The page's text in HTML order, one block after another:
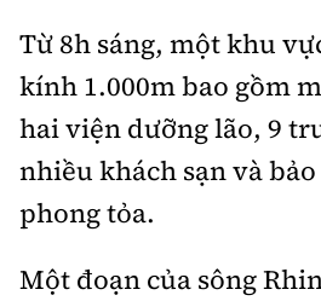
Lối sống
Ẩm thực
Khám phá
Câu chuyện giao thông
Giải trí - Thể thao
Cơ quan chủ quản: Bộ Xây dựng
Giấy phép số: 03/GP-
Hà Nội.
Từ 8h sáng, một khu
kính 1.000m bao gồm
hai viện dưỡng lão, 9
nhiều khách sạn và
phong tỏa.
Một đoạn của sông